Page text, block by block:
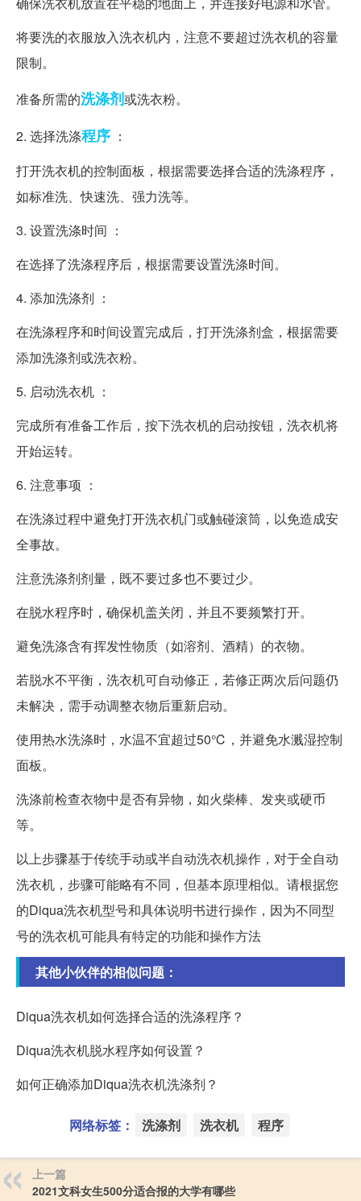
将要洗的衣服放入洗衣机内，注意不要超过洗衣机的容量
限制。
准备所需的洗涤剂或洗衣粉。
2. 选择洗涤程序 ：
打开洗衣机的控制面板，根据需要选择合适的洗涤程序，
如标准洗、快速洗、强力洗等。
3. 设置洗涤时间 ：
在选择了洗涤程序后，根据需要设置洗涤时间。
4. 添加洗涤剂 ：
在洗涤程序和时间设置完成后，打开洗涤剂盒，根据需要
添加洗涤剂或洗衣粉。
5. 启动洗衣机 ：
完成所有准备工作后，按下洗衣机的启动按钮，洗衣机将
开始运转。
6. 注意事项 ：
在洗涤过程中避免打开洗衣机门或触碰滚筒，以免造成安
全事故。
注意洗涤剂剂量，既不要过多也不要过少。
在脱水程序时，确保机盖关闭，并且不要频繁打开。
避免洗涤含有挥发性物质（如溶剂、酒精）的衣物。
若脱水不平衡，洗衣机可自动修正，若修正两次后问题仍
未解决，需手动调整衣物后重新启动。
使用热水洗涤时，水温不宜超过50℃，并避免水溅湿控制
面板。
洗涤前检查衣物中是否有异物，如火柴棒、发夹或硬币
等。
以上步骤基于传统手动或半自动洗衣机操作，对于全自动
洗衣机，步骤可能略有不同，但基本原理相似。请根据您
的Diqua洗衣机型号和具体说明书进行操作，因为不同型
号的洗衣机可能具有特定的功能和操作方法
其他小伙伴的相似问题：
Diqua洗衣机如何选择合适的洗涤程序？
Diqua洗衣机脱水程序如何设置？
如何正确添加Diqua洗衣机洗涤剂？
网络标签： 洗涤剂 洗衣机 程序
上一篇
2021文科女生500分适合报的大学有哪些